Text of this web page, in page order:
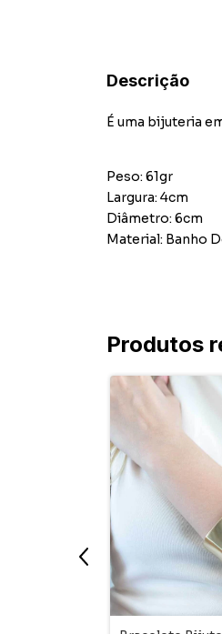
Descrição
É uma bijuteria
Peso: 61gr
Largura: 4cm
Diâmetro: 6cm
Material: Banho
Produtos